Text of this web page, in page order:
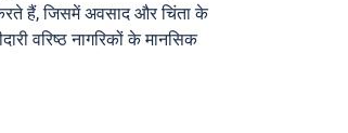
करते हैं, जिसमें अवसाद और चिंता के
वरिष्ठ नागरिकों के मानसिक